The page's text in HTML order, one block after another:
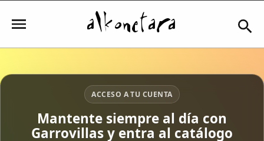
Iniciar sesión
Mi Cuenta
ACCESO A TU CUENTA
Mantente siempre al día con
Garrovillas y entra al catálogo